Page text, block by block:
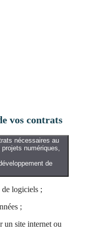
vos contrats
nécessaires au
numériques,
de
de logiciels ;
;
un site internet ou